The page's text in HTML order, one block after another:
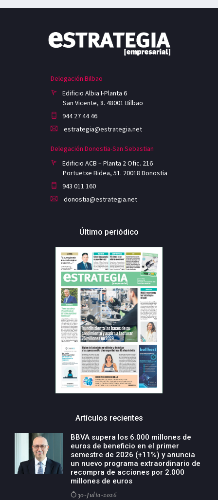
Delegación Bilbao
Edificio Albia I-Planta 6
San Vicente, 8. 48001 Bilbao
944 27 44 46
estrategia@estrategia.net
Delegación Donostia-San Sebastian
Edificio ACB – Planta 2 Ofic. 216
Portuetxe Bidea, 51. 20018 Donostia
943 011 160
donostia@estrategia.net
Último periódico
Artículos recientes
BBVA supera los 6.000 millones de
euros de beneficio en el primer
semestre de 2026 (+11%) y anuncia
un nuevo programa extraordinario de
recompra de acciones por 2.000
millones de euros
30-Julio-2026